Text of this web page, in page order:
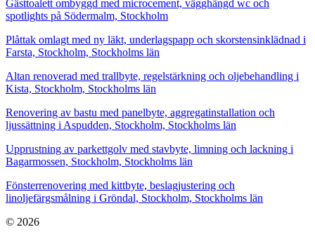
Gästtoalett ombyggd med microcement, vägghängd wc och
spotlights på Södermalm, Stockholm
Plåttak omlagt med ny läkt, underlagspapp och skorstensinklädnad i
Farsta, Stockholm, Stockholms län
Altan renoverad med trallbyte, regelstärkning och oljebehandling i
Kista, Stockholm, Stockholms län
Renovering av bastu med panelbyte, aggregatinstallation och
ljussättning i Aspudden, Stockholm, Stockholms län
Upprustning av parkettgolv med stavbyte, limning och lackning i
Bagarmossen, Stockholm, Stockholms län
Fönsterrenovering med kittbyte, beslagjustering och
linoljefärgsmålning i Gröndal, Stockholm, Stockholms län
© 2026